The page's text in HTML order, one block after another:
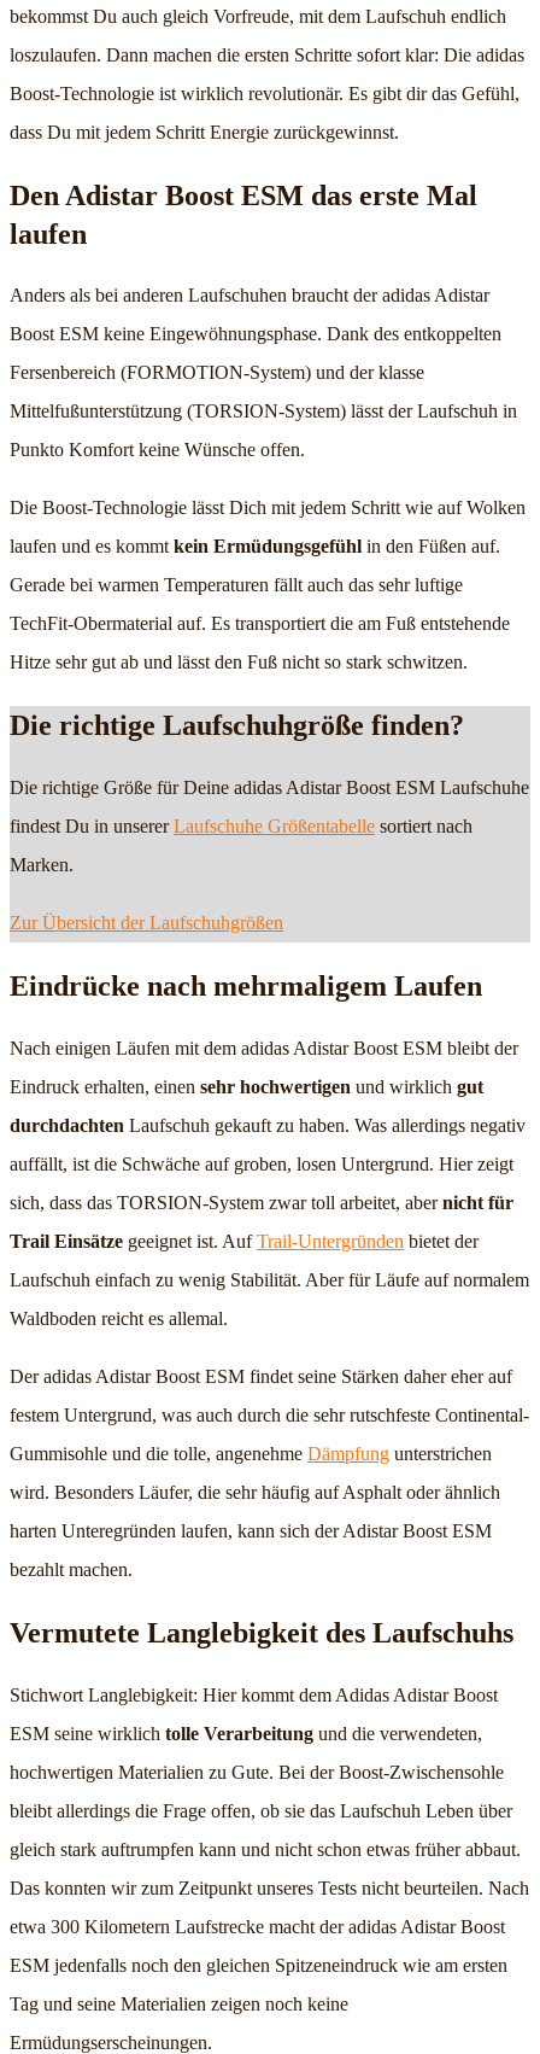
bekommst Du auch gleich Vorfreude, mit dem Laufschuh endlich
loszulaufen. Dann machen die ersten Schritte sofort klar: Die adidas
Boost-Technologie ist wirklich revolutionär. Es gibt dir das Gefühl,
dass Du mit jedem Schritt Energie zurückgewinnst.
Den Adistar Boost ESM das erste Mal
laufen
Anders als bei anderen Laufschuhen braucht der adidas Adistar
Boost ESM keine Eingewöhnungsphase. Dank des entkoppelten
Fersenbereich (FORMOTION-System) und der klasse
Mittelfußunterstützung (TORSION-System) lässt der Laufschuh in
Punkto Komfort keine Wünsche offen.
Die Boost-Technologie lässt Dich mit jedem Schritt wie auf Wolken
laufen und es kommtkein Ermüdungsgefühl in den Füßen auf.
Gerade bei warmen Temperaturen fällt auch das sehr luftige
TechFit-Obermaterial auf. Es transportiert die am Fuß entstehende
Hitze sehr gut ab und lässt den Fuß nicht so stark schwitzen.
Die richtige Laufschuhgröße finden?
Die richtige Größe für Deine adidas Adistar Boost ESM Laufschuhe
findest Du in unsererLaufschuhe Größentabelle sortiert nach
Marken.
Zur Übersicht der Laufschuhgrößen
Eindrücke nach mehrmaligem Laufen
Nach einigen Läufen mit dem adidas Adistar Boost ESM bleibt der
Eindruck erhalten, einen sehr hochwertigen und wirklich gut
durchdachten Laufschuh gekauft zu haben. Was allerdings negativ
auffällt, ist die Schwäche auf groben, losen Untergrund. Hier zeigt
sich, dass das TORSION-System zwar toll arbeitet, abernicht für
Trail Einsätze geeignet ist. AufTrail-Untergründen bietet der
Laufschuh einfach zu wenig Stabilität. Aber für Läufe auf normalem
Waldboden reicht es allemal.
Der adidas Adistar Boost ESM findet seine Stärken daher eher auf
festem Untergrund, was auch durch die sehr rutschfeste Continental-
Gummisohle und die tolle, angenehme Dämpfung unterstrichen
wird. Besonders Läufer, die sehr häufig auf Asphalt oder ähnlich
harten Unteregründen laufen, kann sich der Adistar Boost ESM
bezahlt machen.
Vermutete Langlebigkeit des Laufschuhs
Stichwort Langlebigkeit: Hier kommt dem Adidas Adistar Boost
ESM seine wirklich tolle Verarbeitung und die verwendeten,
hochwertigen Materialien zu Gute. Bei der Boost-Zwischensohle
bleibt allerdings die Frage offen, ob sie das Laufschuh Leben über
gleich stark auftrumpfen kann und nicht schon etwas früher abbaut.
Das konnten wir zum Zeitpunkt unseres Tests nicht beurteilen. Nach
etwa 300 Kilometern Laufstrecke macht der adidas Adistar Boost
ESM jedenfalls noch den gleichen Spitzeneindruck wie am ersten
Tag und seine Materialien zeigen noch keine
Ermüdungserscheinungen.